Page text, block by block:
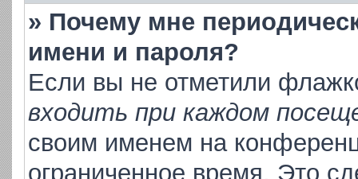
» Почему мне
имени и пароля?
Если вы не отметили
входить при каждом
своим именем на
ограниченное время. Это